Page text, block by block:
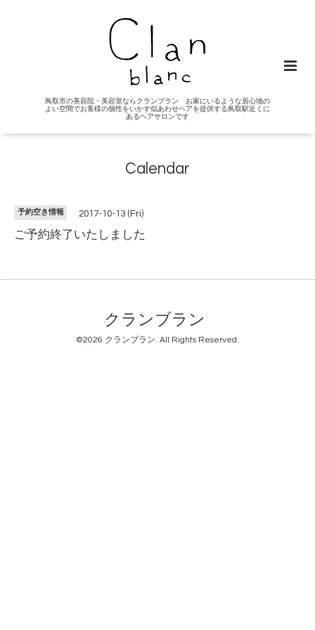
鳥取市の美容院・美容室ならクランブラン お家にいるような居心地の
よい空間でお客様の個性をいかす似あわせヘアを提供する鳥取駅近くに
あるヘアサロンです
Calendar
予約空き情報 2017-10-13 (Fri)
ご予約終了いたしました
クランブラン
©2026 クランブラン. All Rights Reserved.